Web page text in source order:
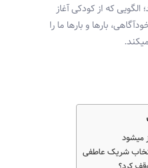
الگویی که از کودکی آغاز
بارها و بارها ما را
میشود
شریک عاطفی